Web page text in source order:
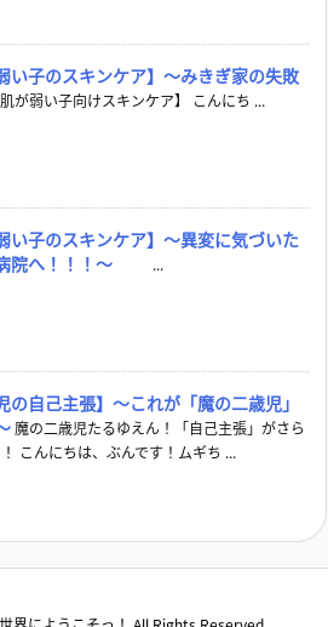
い子のスキンケア】～みきぎ家の失敗
が弱い子向けスキンケア】 こんにち ...
い子のスキンケア】～異変に気づいた
院へ！！！～
...
の自己主張】～これが「魔の二歳児」
魔の二歳児たるゆえん！「自己主張」がさら
こんにちは、ぶんです！ムギち ...